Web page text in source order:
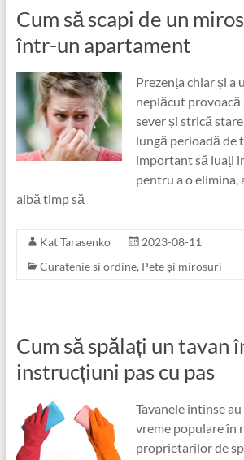
Cum să scapi de un
într-un apartament
Prezența chiar și a
neplăcut
sever și strică
lungă perioadă de
important să luați
pentru a o elimina,
aibă timp să
Kat Tarasenko
2023-08-11
Curatenie si ordine, Pete și mirosuri
Cum să spălați un tavan
instrucțiuni pas cu pas
Tavanele întinse
vreme populare în
proprietarilor de